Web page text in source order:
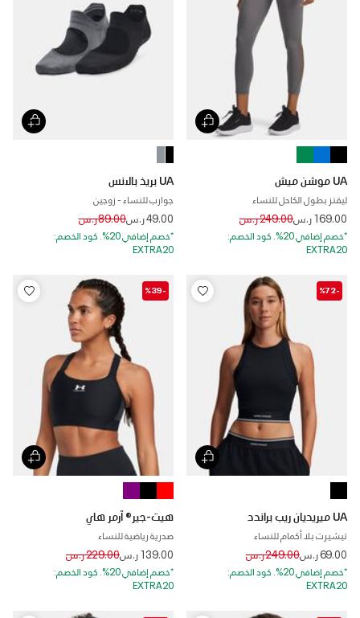
UA موشن ميش
ليقنز بطول الكاحل للنساء
169.00 ر.س Price reduced from
249.00 ر.س to
*خصم إضافي 20%. كود الخصم:
EXTRA20
UA بريذ بالانس
جوارب للنساء - زوجين
49.00 ر.س Price reduced from
89.00 ر.س to
*خصم إضافي 20%. كود الخصم:
EXTRA20
-%72
UA ميريديان ريب براندد
تيشيرت بلا أكمام للنساء
69.00 ر.س Price reduced from
249.00 ر.س to
*خصم إضافي 20%. كود الخصم:
EXTRA20
-%39
هيت-جير® آرمر هاي
صدرية رياضية للنساء
139.00 ر.س Price reduced from
229.00 ر.س to
*خصم إضافي 20%. كود الخصم:
EXTRA20